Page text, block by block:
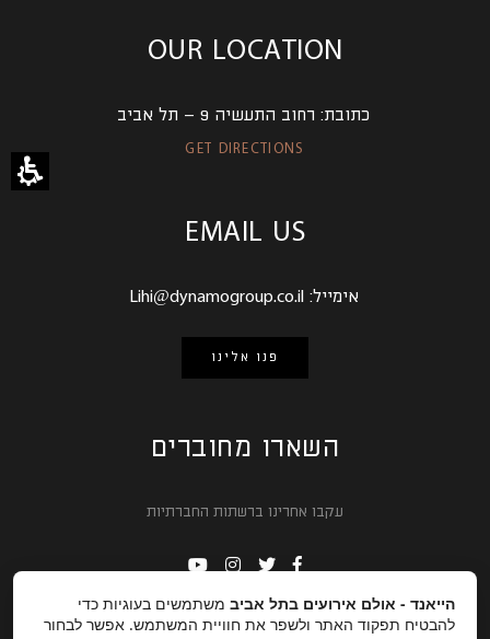
OUR LOCATION
כתובת: רחוב התעשיה 9 – תל אביב
GET DIRECTIONS
EMAIL US
אימייל: Lihi@dynamogroup.co.il
פנו אלינו
השארו מחוברים
עקבו אחרינו ברשתות החברתיות
הייאנד - אולם אירועים בתל אביב משתמשים בעוגיות כדי
להבטיח תפקוד האתר ולשפר את חוויית המשתמש. אפשר לבחור